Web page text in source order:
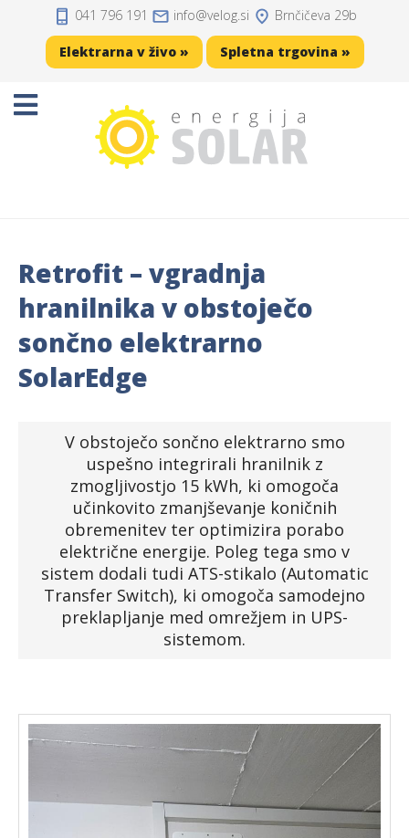
Domov
Sončne elektrarne
Solarni akumulatorji
Razsmerniki
Zaščita, kabli, konektorji
Podjetje
Spletna trgovina »
041 796 191 info velog.si Brnčičeva 29b
Elektrarna v živo » Spletna trgovina »
Retrofit – vgradnja
hranilnika v obstoječo
sončno elektrarno
SolarEdge
V obstoječo sončno elektrarno smo
uspešno integrirali hranilnik z
zmogljivostjo 15 kWh, ki omogoča
učinkovito zmanjševanje koničnih
obremenitev ter optimizira porabo
električne energije. Poleg tega smo v
sistem dodali tudi ATS-stikalo (Automatic
Transfer Switch), ki omogoča samodejno
preklapljanje med omrežjem in UPS-
sistemom.